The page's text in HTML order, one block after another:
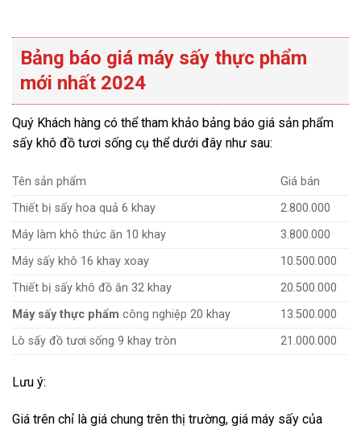
Bảng báo giá máy sấy thực phẩm
mới nhất 2024
Quý Khách hàng có thể tham khảo bảng báo giá sản phẩm
sấy khô đồ tươi sống cụ thể dưới đây như sau:
Tên sản phẩm
Giá bán
Thiết bị sấy hoa quả 6 khay
2.800.000
Máy làm khô thức ăn 10 khay
3.800.000
Máy sấy khô 16 khay xoay
10.500.000
Thiết bị sấy khô đồ ăn 32 khay
20.500.000
Máy sấy thực phẩm công nghiệp 20 khay
13.500.000
Lò sấy đồ tươi sống 9 khay tròn
21.000.000
Lưu ý:
Giá trên chỉ là giá chung trên thị trường, giá máy sấy của